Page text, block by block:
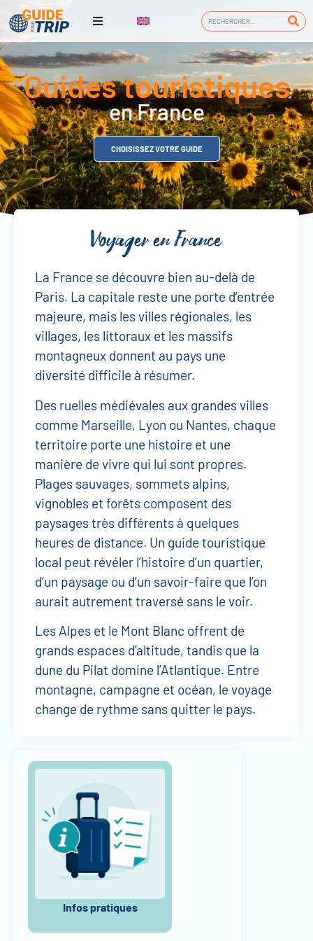
Guides touristiques
en France
CHOISISSEZ VOTRE GUIDE
Voyager en France
La France se découvre bien au-delà de
Paris. La capitale reste une porte d’entrée
majeure, mais les villes régionales, les
villages, les littoraux et les massifs
montagneux donnent au pays une
diversité difficile à résumer.
Des ruelles médiévales aux grandes villes
comme Marseille, Lyon ou Nantes, chaque
territoire porte une histoire et une
manière de vivre qui lui sont propres.
Plages sauvages, sommets alpins,
vignobles et forêts composent des
paysages très différents à quelques
heures de distance. Un guide touristique
local peut révéler l’histoire d’un quartier,
d’un paysage ou d’un savoir-faire que l’on
aurait autrement traversé sans le voir.
Les Alpes et le Mont Blanc offrent de
grands espaces d’altitude, tandis que la
dune du Pilat domine l’Atlantique. Entre
montagne, campagne et océan, le voyage
change de rythme sans quitter le pays.
Infos pratiques